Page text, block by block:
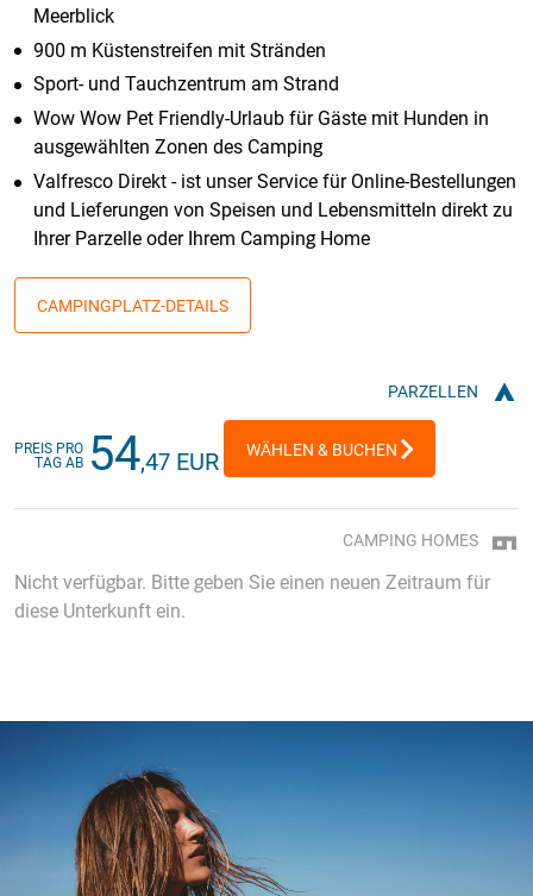
Meerblick
900 m Küstenstreifen mit Stränden
Sport- und Tauchzentrum am Strand
Wow Wow Pet Friendly-Urlaub für Gäste mit Hunden in
ausgewählten Zonen des Camping
Valfresco Direkt - ist unser Service für Online-Bestellungen
und Lieferungen von Speisen und Lebensmitteln direkt zu
Ihrer Parzelle oder Ihrem Camping Home
CAMPINGPLATZ-DETAILS
PARZELLEN
PREIS PRO
TAG AB 54,47 EUR WÄHLEN & BUCHEN
CAMPING HOMES
Nicht verfügbar. Bitte geben Sie einen neuen Zeitraum für
diese Unterkunft ein.